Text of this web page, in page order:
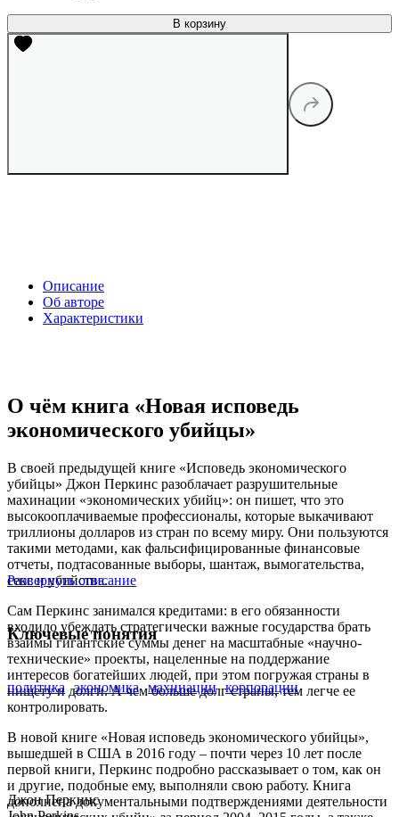
В корзину
Описание
Об авторе
Характеристики
О чём книга «Новая исповедь
экономического убийцы»
В своей предыдущей книге «Исповедь экономического
убийцы» Джон Перкинс разоблачает разрушительные
махинации «экономических убийц»: он пишет, что это
высокооплачиваемые профессионалы, которые выкачивают
триллионы долларов из стран по всему миру. Они пользуются
такими методами, как фальсифицированные финансовые
отчеты, подтасованные выборы, шантаж, вымогательства,
секс и убийства.
Сам Перкинс занимался кредитами: в его обязанности
входило убеждать стратегически важные государства брать
взаймы гигантские суммы денег на масштабные «научно-
технические» проекты, нацеленные на поддержание
интересов богатейших людей, при этом погружая страны в
нищету и долги. А чем больше долг страны, тем легче ее
контролировать.
В новой книге «Новая исповедь экономического убийцы»,
вышедшей в США в 2016 году – почти через 10 лет после
первой книги, Перкинс подробно рассказывает о том, как он
и другие, подобные ему, выполняли свою работу. Книга
дополнена документальными подтверждениями деятельности
Развернуть описание
Ключевые понятия
политика экономика махинации корпорации
Джон Перкинс